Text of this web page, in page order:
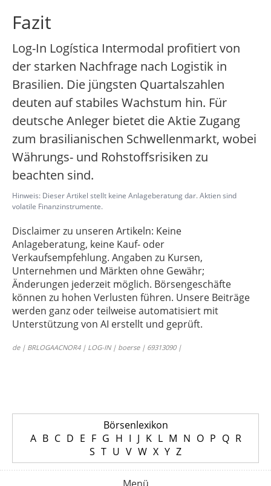
Fazit
Log-In Logística Intermodal profitiert von
der starken Nachfrage nach Logistik in
Brasilien. Die jüngsten Quartalszahlen
deuten auf stabiles Wachstum hin. Für
deutsche Anleger bietet die Aktie Zugang
zum brasilianischen Schwellenmarkt, wobei
Währungs- und Rohstoffsrisiken zu
beachten sind.
Hinweis: Dieser Artikel stellt keine Anlageberatung dar. Aktien sind
volatile Finanzinstrumente.
Disclaimer zu unseren Artikeln: Keine
Anlageberatung, keine Kauf- oder
Verkaufsempfehlung. Angaben zu Kursen,
Unternehmen und Märkten ohne Gewähr;
Änderungen jederzeit möglich. Börsengeschäfte
können zu hohen Verlusten führen. Unsere Beiträge
werden ganz oder teilweise automatisiert mit
Unterstützung von AI erstellt und geprüft.
de | BRLOGAACNOR4 | LOG-IN | boerse | 69313090 |
Börsenlexikon
A B C D E F G H I J K L M N O P Q R
S T U V W X Y Z